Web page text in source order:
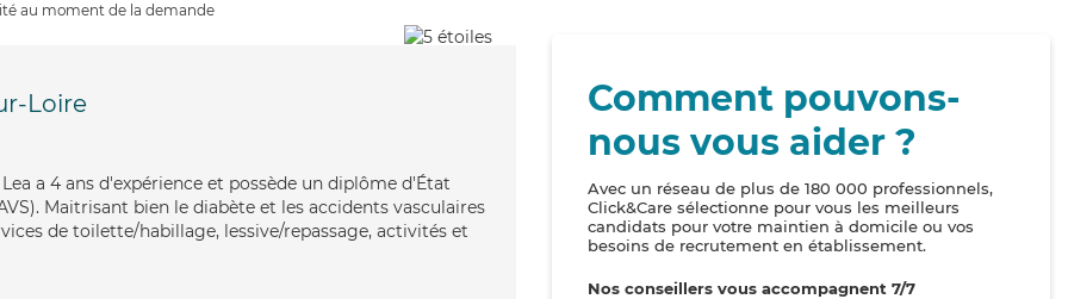
au moment de la demande
Loire
a 4 ans d'expérience et possède un diplôme d'État
Maitrisant bien le diabète et les accidents vasculaires
de toilette/habillage, lessive/repassage, activités et
Comment pouvons-
nous vous aider ?
Avec un réseau de plus de 180 000 professionnels,
Click&Care sélectionne pour vous les meilleurs
candidats pour votre maintien à domicile ou vos
besoins de recrutement en établissement.
Nos conseillers vous accompagnent 7/7